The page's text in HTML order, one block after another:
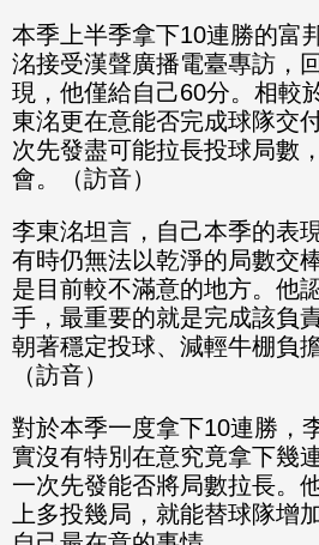
本季上半季拿下10連勝的富
洺接受漢聲廣播電臺專訪，
現，他僅給自己60分。相較
東洺更在意能否完成球隊交
次先發盡可能拉長投球局數
會。（訪音）
李東洺坦言，自己本季的表
有時仍無法以乾淨的局數交
是目前較不滿意的地方。他
手，最重要的就是完成該負
朝著穩定投球、減輕牛棚負
（訪音）
對於本季一度拿下10連勝，
實沒有特別在意究竟拿下幾
一次先發能否將局數拉長。
上多投幾局，就能替球隊增